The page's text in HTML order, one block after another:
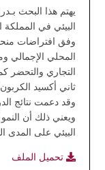
يهتم هذا البحث
وفق افتراضات
المحلي الإجمالي
التجاري والتحضر
وقد دعمت نتائج
ويعني ذلك أن
البيئي على المدى
تحميل الملف